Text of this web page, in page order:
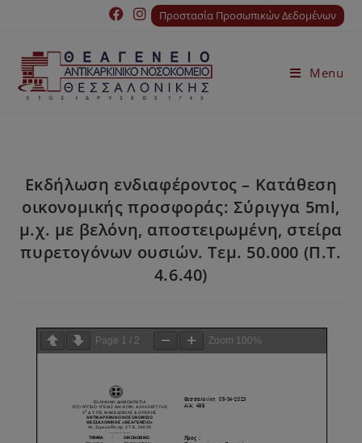
Προστασία Προσωπικών Δεδομένων
Menu
Εκδήλωση ενδιαφέροντος – Κατάθεση
οικονομικής προσφοράς: Σύριγγα 5ml,
μ.χ. με βελόνη, αποστειρωμένη, στείρα
πυρετογόνων ουσιών. Tεμ. 50.000 (Π.Τ.
4.6.40)
Page 1 / 2 Zoom 100%